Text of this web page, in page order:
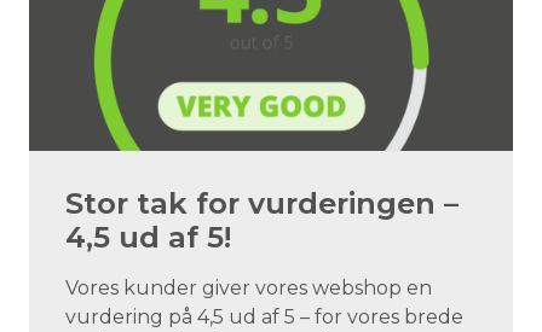
Stor tak for vurderingen –
4,5 ud af 5!
Vores kunder giver vores webshop en
vurdering på 4,5 ud af 5 – for vores brede